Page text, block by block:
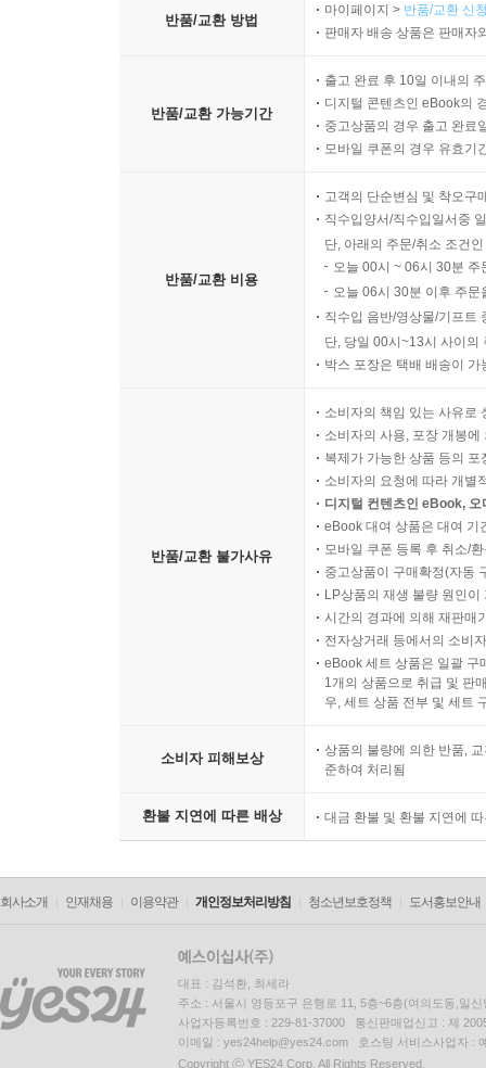
반복 보도가 인식의 기준을 바꾸는 방식
자극적인 제목이 기억의 우선순위를 높이는 이유
짧은 정보 소비가 즉각적 판단을 강화하는 과정
영상 중심 정보가 회상 가능성을 높이는 방식
플랫폼 노출 빈도가 중요성으로 오해되는 순간
정보 편중이 현실 인식을 좁히는 구조
10장 가용성 휴리스틱을 이론적으로 검토하는 시선
가용성 휴리스틱과 다른 인지 편향의 구분
회상 용이성과 실제 빈도의 불일치 문제
판단 오류로만 볼 수 없는 기능적 측면
환경에 따라 효과가 달라지는 이유
가용성 휴리스틱이 인간 판단 연구에 남긴 의미
반품/교환 방법
마이페이지 > 반품/교환 신
판매자 배송 상품은 판매자
반품/교환 가능기간
출고 완료 후 10일 이내의
디지털 콘텐츠인 eBook의
중고상품의 경우 출고 완료
모바일 쿠폰의 경우 유효기
반품/교환 비용
고객의 단순변심 및 착오구
직수입양서/직수입일서중
단, 아래의 주문/취소 조건
오늘 00시 ~ 06시 30분
오늘 06시 30분 이후 주
직수입 음반/영상물/기프트
단, 당일 00시~13시 사이의
박스 포장은 택배 배송이
반품/교환 불가사유
소비자의 책임 있는 사유로
소비자의 사용, 포장 개봉
복제가 가능한 상품 등의
소비자의 요청에 따라 개별
디지털 컨텐츠인 eBook,
eBook 대여 상품은 대여 기
모바일 쿠폰 등록 후 취소/
중고상품이 구매확정(자동
LP상품의 재생 불량 원인
시간의 경과에 의해 재판매
전자상거래 등에서의 소비
eBook 세트 상품은 일괄 구
1개의 상품으로 취급 및 판
우, 세트 상품 전부 및 세트
소비자 피해보상
상품의 불량에 의한 반품,
준하여 처리됨
환불 지연에 따른 배상 대금 환불 및 환불 지연에
회사소개 인재채용 이용약관 개인정보처리방침 청소년보호정책 도서홍보안내
대표 : 김석환, 최세라
주소 : 서울시 영등포구 은행로 11, 5층~6층(여의도동,일신
사업자등록번호 : 229-81-37000 통신판매업신고 : 제
이메일 : yes24help@yes24.com 호스팅 서비스사업자 :
Copyright ⓒ YES24 Corp. All Rights Reserved.